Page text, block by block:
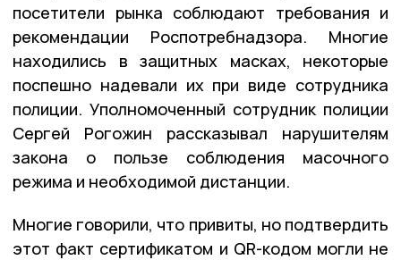
посетители рынка соблюдают требования и
рекомендации Роспотребнадзора. Многие
находились в защитных масках, некоторые
поспешно надевали их при виде сотрудника
полиции. Уполномоченный сотрудник полиции
Сергей Рогожин рассказывал нарушителям
закона о пользе соблюдения масочного
режима и необходимой дистанции.
Многие говорили, что привиты, но подтвердить
этот факт сертификатом и QR-кодом могли не